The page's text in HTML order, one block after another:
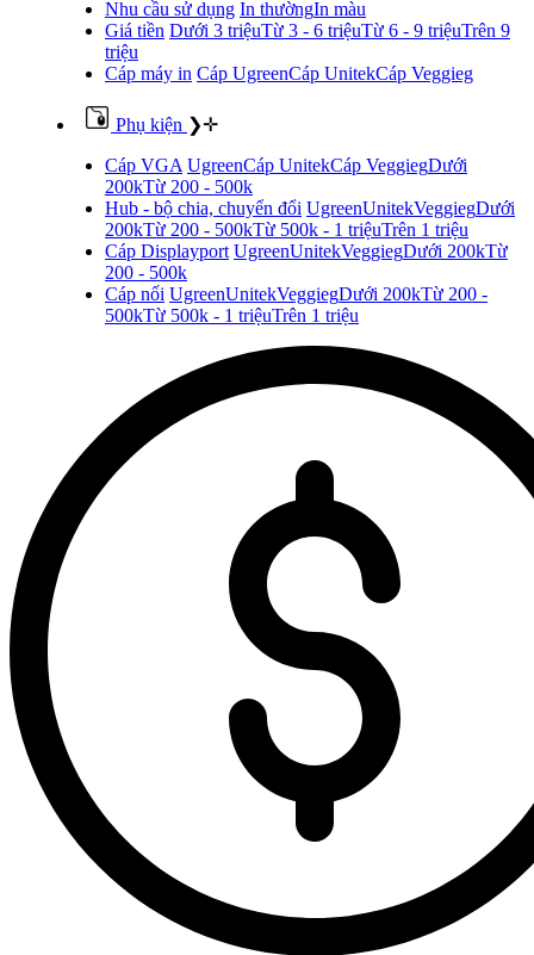
Nhu cầu sử dụng In thườngIn màu
Giá tiền Dưới 3 triệuTừ 3 - 6 triệuTừ 6 - 9 triệuTrên 9
triệu
Cáp máy in Cáp UgreenCáp UnitekCáp Veggieg
Phụ kiện ❯✛
Cáp VGA UgreenCáp UnitekCáp VeggiegDưới
200kTừ 200 - 500k
Hub - bộ chia, chuyển đổi UgreenUnitekVeggiegDưới
200kTừ 200 - 500kTừ 500k - 1 triệuTrên 1 triệu
Cáp Displayport UgreenUnitekVeggiegDưới 200kTừ
200 - 500k
Cáp nối UgreenUnitekVeggiegDưới 200kTừ 200 -
500kTừ 500k - 1 triệuTrên 1 triệu